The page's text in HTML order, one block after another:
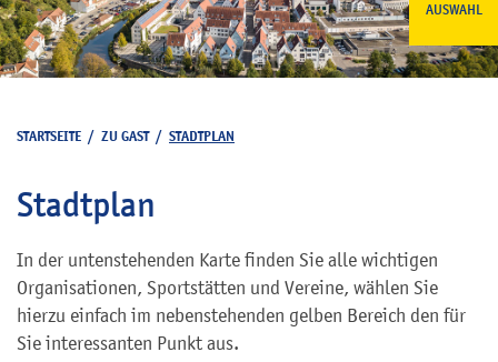
AUSWAHL
STARTSEITE / ZU GAST/ STADTPLAN
Stadtplan
In der untenstehenden Karte finden Sie alle wichtigen
Organisationen, Sportstätten und Vereine, wählen Sie
hierzu einfach im nebenstehenden gelben Bereich den für
Sie interessanten Punkt aus.